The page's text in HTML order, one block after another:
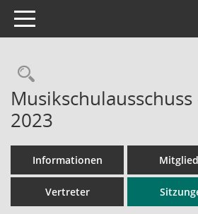
Toggle navigation
Rechercheauswahl
2023
Informationen
Vertreter